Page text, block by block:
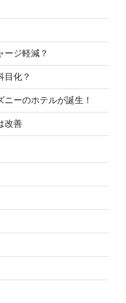
ージ軽減？
目化？
ーのホテルが誕生！
改善